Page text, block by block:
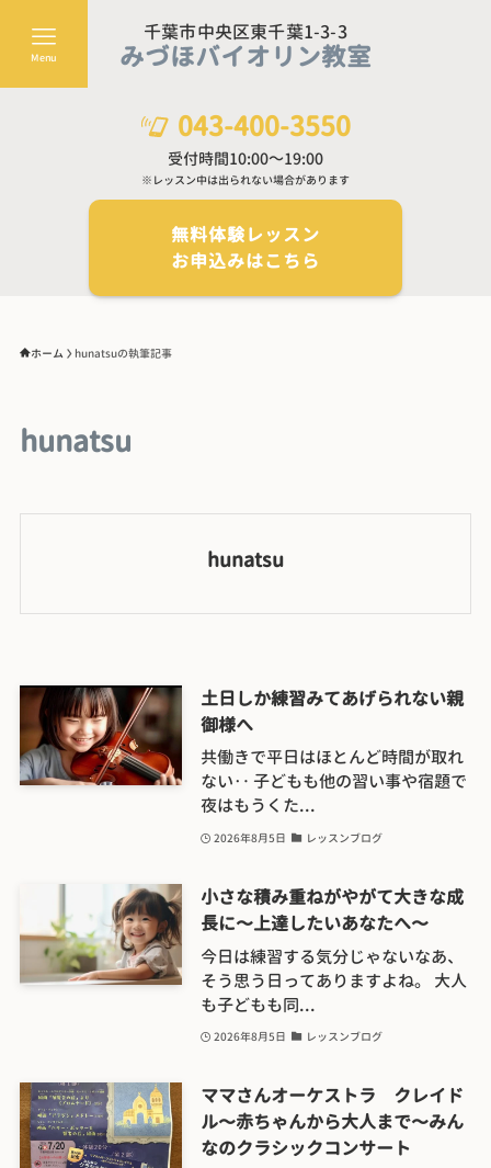
千葉市中央区東千葉1-3-3
みづほバイオリン教室
Menu
043-400-3550
受付時間10:00～19:00
※レッスン中は出られない場合があります
無料体験レッスン
お申込みはこちら
ホーム hunatsuの執筆記事
hunatsu
hunatsu
土日しか練習みてあげられない親
御様へ
共働きで平日はほとんど時間が取れ
ない‥ 子どもも他の習い事や宿題で
夜はもうくた...
2026年8月5日 レッスンブログ
小さな積み重ねがやがて大きな成
長に〜上達したいあなたへ〜
今日は練習する気分じゃないなあ、
そう思う日ってありますよね。 大人
も子どもも同...
2026年8月5日 レッスンブログ
ママさんオーケストラ クレイド
ル〜赤ちゃんから大人まで〜みん
なのクラシックコンサート